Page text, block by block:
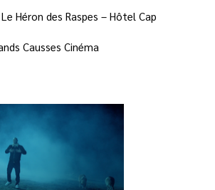
Héron des Raspes – Hôtel Cap
Causses Cinéma